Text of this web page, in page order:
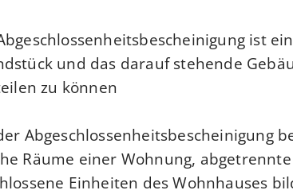
ist
und das darauf stehende
zu können.
Abgeschlossenheitsbescheinigung
Räume einer Wohnung,
Einheiten des Wohnhauses